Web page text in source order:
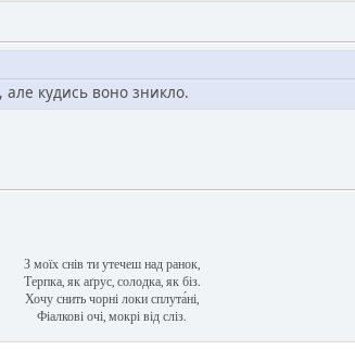
кудись воно зникло.
З моїх снів ти утечеш над ранок,
Терпка, як аґрус, солодка, як біз.
Хочу снить чорні локи сплута́ні,
Фіалкові очі, мокрі від сліз.